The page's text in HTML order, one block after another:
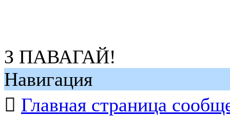
З ПАВАГАЙ!
Навигация
 Главная страница